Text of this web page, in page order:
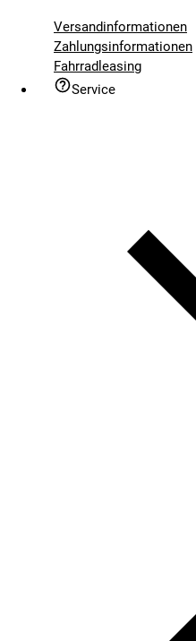
Versandinformationen
Zahlungsinformationen
Fahrradleasing
Service